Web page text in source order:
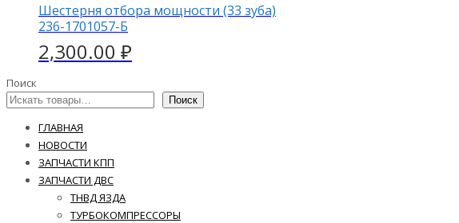
Шестерня отбора мощности (33 зуба)
236-1701057-Б
2,300.00 ₽
Поиск
Поиск
ГЛАВНАЯ
НОВОСТИ
ЗАПЧАСТИ КПП
ЗАПЧАСТИ ДВС
ТНВД ЯЗДА
ТУРБОКОМПРЕССОРЫ